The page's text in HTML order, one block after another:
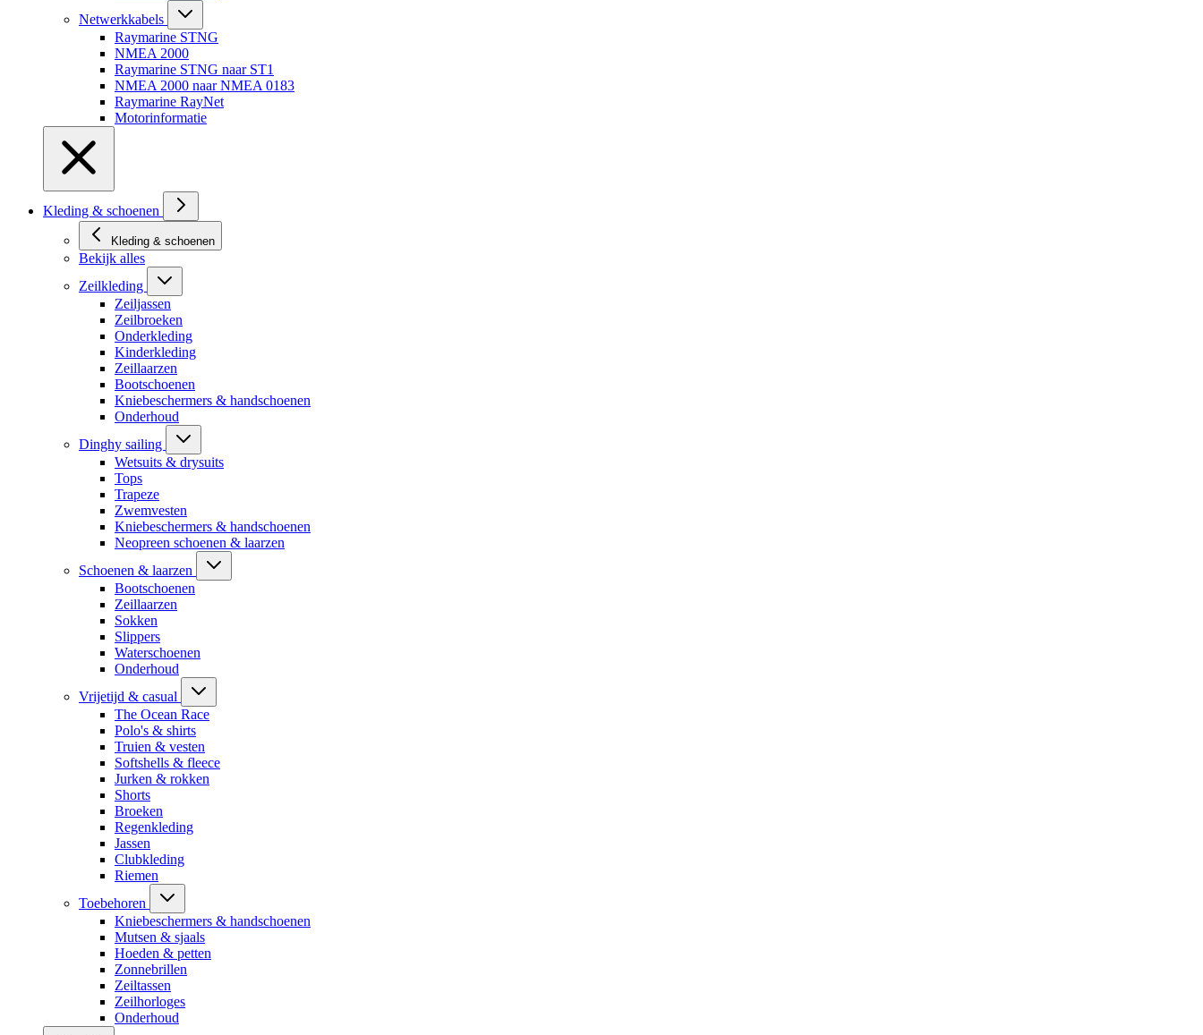
Netwerkkabels
Raymarine STNG
NMEA 2000
Raymarine STNG naar ST1
NMEA 2000 naar NMEA 0183
Raymarine RayNet
Motorinformatie
Kleding & schoenen
Kleding & schoenen
Bekijk alles
Zeilkleding
Zeiljassen
Zeilbroeken
Onderkleding
Kinderkleding
Zeillaarzen
Bootschoenen
Kniebeschermers & handschoenen
Onderhoud
Dinghy sailing
Wetsuits & drysuits
Tops
Trapeze
Zwemvesten
Kniebeschermers & handschoenen
Neopreen schoenen & laarzen
Schoenen & laarzen
Bootschoenen
Zeillaarzen
Sokken
Slippers
Waterschoenen
Onderhoud
Vrijetijd & casual
The Ocean Race
Polo's & shirts
Truien & vesten
Softshells & fleece
Jurken & rokken
Shorts
Broeken
Regenkleding
Jassen
Clubkleding
Riemen
Toebehoren
Kniebeschermers & handschoenen
Mutsen & sjaals
Hoeden & petten
Zonnebrillen
Zeiltassen
Zeilhorloges
Onderhoud